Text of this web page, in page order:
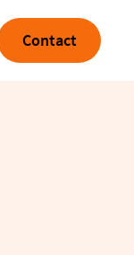
Contact